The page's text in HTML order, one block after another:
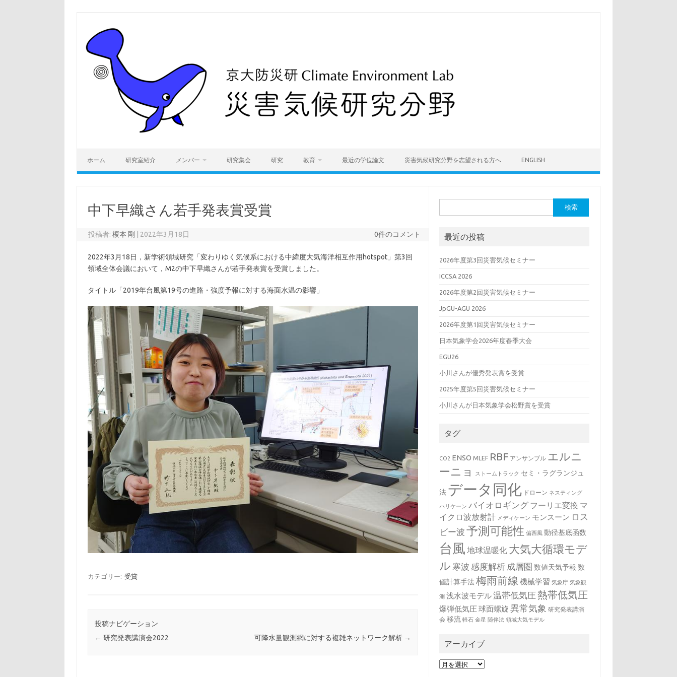
ホーム 研究室紹介 メンバー 研究集会 研究 教育 最近の学位論文 災害気候研究分野を志望される方へ ENGLISH
中下早織さん若手発表賞受賞
投稿者:榎本 剛 2022年3月18日 0件のコメント
2022年3月18日，新学術領域研究「変わりゆく気候系における中緯度大気海洋相互作用hotspot」第3回
領域全体会議において，M2の中下早織さんが若手発表賞を受賞しました。
タイトル「2019年台風第19号の進路・強度予報に対する海面水温の影響」
カテゴリー: 受賞
投稿ナビゲーション
← 研究発表講演会2022 可降水量観測網に対する複雑ネットワーク解析 →
索:
最近の投稿
2026年度第3回災害気候セミナー
ICCSA 2026
2026年度第2回災害気候セミナー
JpGU-AGU 2026
2026年度第1回災害気候セミナー
日本気象学会2026年度春季大会
EGU26
小川さんが優秀発表賞を受賞
2025年度第5回災害気候セミナー
小川さんが日本気象学会松野賞を受賞
タグ
CO2 ENSO MLEF RBF アンサンブル エルニ
ーニョ
ストームトラック セミ・ラグランジュ
法 データ同化 ドローン ネスティング
ハリケーン バイオロギング フーリエ変換 マ
イクロ波放射計 メディケーン モンスーン ロス
ビー波 予測可能性 偏西風 動径基底函数
台風 地球温暖化 大気大循環モデ
ル 寒波 感度解析 成層圏 数値天気予報 数
値計算手法 梅雨前線 機械学習 気象庁 気象観
測 浅水波モデル温帯低気圧 熱帯低気圧
爆弾低気圧球面螺旋 異常気象 研究発表講演
会 移流 軽石 金星 随伴法 領域大気モデル
アーカイブ
ア